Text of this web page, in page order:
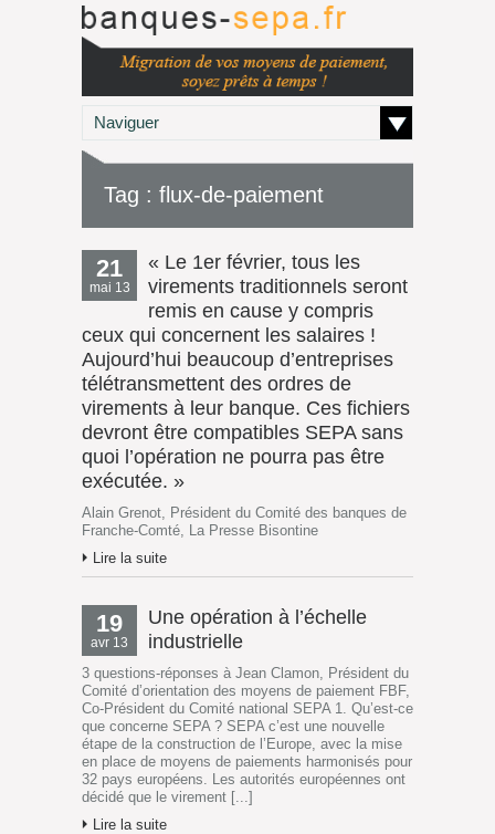
Naviguer
Tag : flux-de-paiement
21
mai 13
« Le 1er février, tous les
virements traditionnels seront
remis en cause y compris
ceux qui concernent les salaires !
Aujourd’hui beaucoup d’entreprises
télétransmettent des ordres de
virements à leur banque. Ces fichiers
devront être compatibles SEPA sans
quoi l’opération ne pourra pas être
exécutée. »
Alain Grenot, Président du Comité des banques de
Franche-Comté, La Presse Bisontine
Lire la suite
19
avr 13
Une opération à l’échelle
industrielle
3 questions-réponses à Jean Clamon, Président du
Comité d’orientation des moyens de paiement FBF,
Co-Président du Comité national SEPA 1. Qu’est-ce
que concerne SEPA ? SEPA c’est une nouvelle
étape de la construction de l’Europe, avec la mise
en place de moyens de paiements harmonisés pour
32 pays européens. Les autorités européennes ont
décidé que le virement [...]
Lire la suite